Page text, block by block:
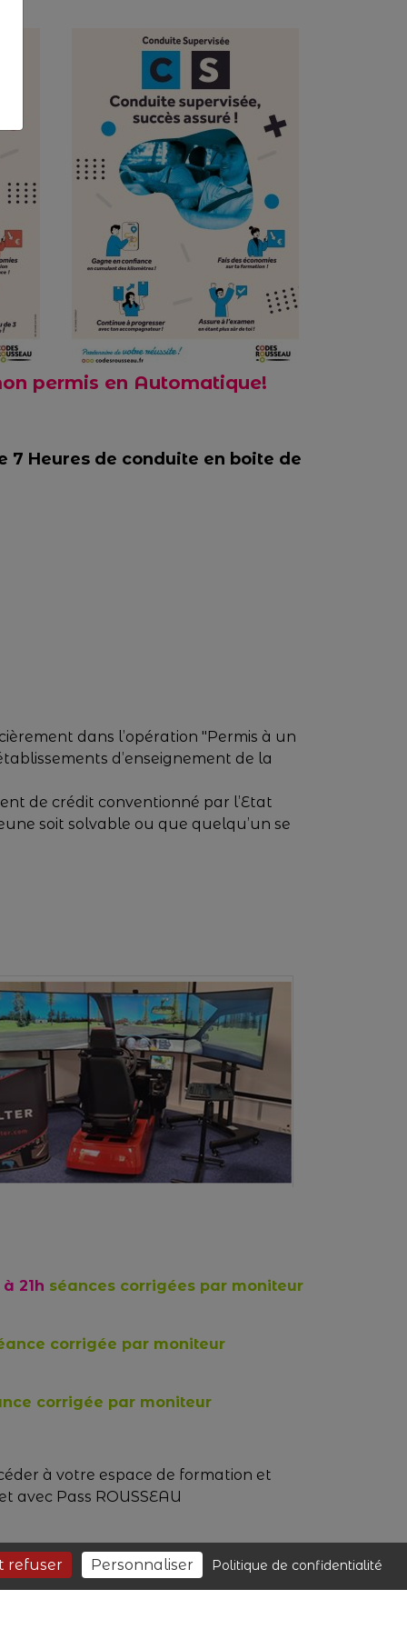
refuser Personnaliser Politique de confidentialité
permis en Automatique!
7 Heures de conduite en boite de
dans l’opération "Permis à un
d’enseignement de la
de crédit conventionné par l’Etat
soit solvable ou que quelqu’un se
21h séances corrigées par moniteur
corrigée par moniteur
corrigée par moniteur
à votre espace de formation et
Pass ROUSSEAU